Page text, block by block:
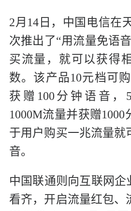
2月14日，中国电信在
次推出了“用流量免语
买流量，就可以获得
数。该产品10元档可
获赠100分钟语音，
1000M流量并获赠1000
于用户购买一兆流量就
音。
中国联通则向互联网企
看齐，开启流量红包、